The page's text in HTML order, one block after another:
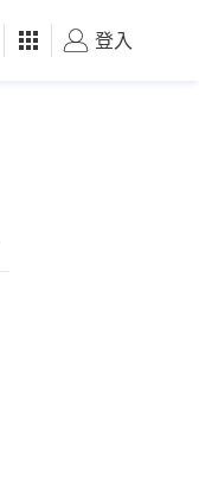
好食玩飛
登入